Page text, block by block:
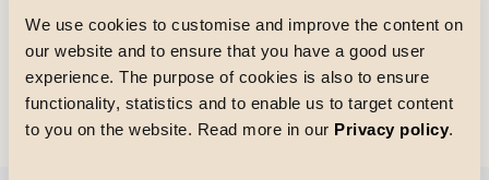
We use cookies to customise and improve the content on
our website and to ensure that you have a good user
experience. The purpose of cookies is also to ensure
functionality, statistics and to enable us to target content
to you on the website. Read more in our Privacy policy.
DALI Skenor & Spotlights